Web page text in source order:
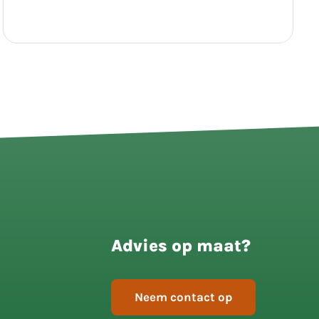
Advies op maat?
Neem contact op